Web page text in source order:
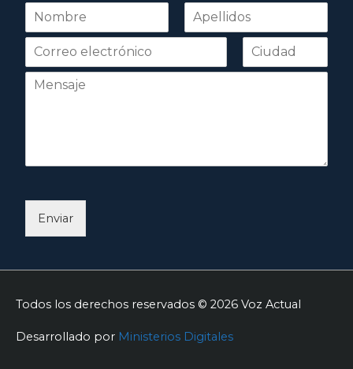
N
m
r
Nombre Apellidos
Enviar
Todos los derechos reservados © 2026 Voz Actual
Desarrollado por Ministerios Digitales